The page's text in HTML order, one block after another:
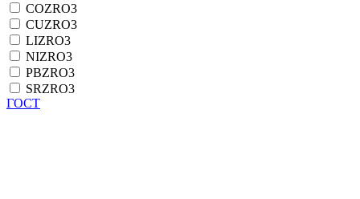
COZRO3
CUZRO3
LIZRO3
NIZRO3
PBZRO3
SRZRO3
ГОСТ